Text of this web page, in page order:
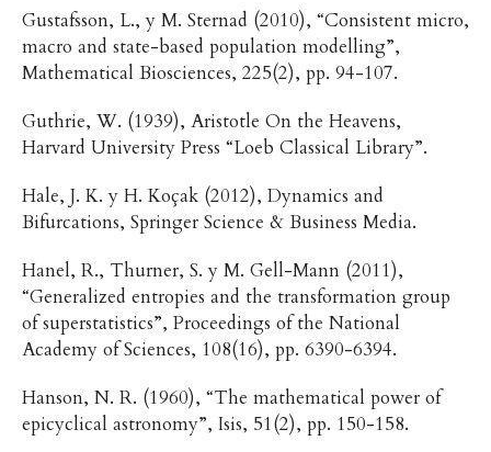
Gustafsson, L., y M. Sternad (2010), “Consistent micro,
macro and state-based population modelling”,
Mathematical Biosciences, 225(2), pp. 94-107.
Guthrie, W. (1939), Aristotle On the Heavens,
Harvard University Press “Loeb Classical Library”.
Hale, J. K. y H. Koçak (2012), Dynamics and
Bifurcations, Springer Science & Business Media.
Hanel, R., Thurner, S. y M. Gell-Mann (2011),
“Generalized entropies and the transformation group
of superstatistics”, Proceedings of the National
Academy of Sciences, 108(16), pp. 6390-6394.
Hanson, N. R. (1960), “The mathematical power of
epicyclical astronomy”, Isis, 51(2), pp. 150-158.